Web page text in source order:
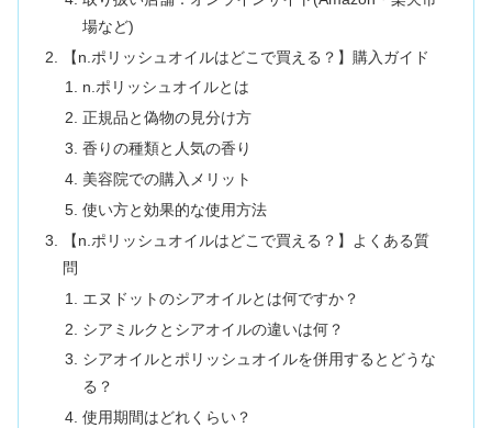
場など)
【n.ポリッシュオイルはどこで買える？】購入ガイド
n.ポリッシュオイルとは
正規品と偽物の見分け方
香りの種類と人気の香り
美容院での購入メリット
使い方と効果的な使用方法
【n.ポリッシュオイルはどこで買える？】よくある質
問
エヌドットのシアオイルとは何ですか？
シアミルクとシアオイルの違いは何？
シアオイルとポリッシュオイルを併用するとどうな
る？
使用期間はどれくらい？